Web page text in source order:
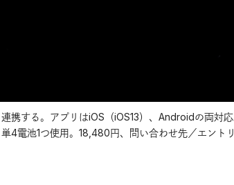
携する。アプリはiOS（iOS13）、Androidの両対応
4電池1つ使用。18,480円、問い合わせ先／エント